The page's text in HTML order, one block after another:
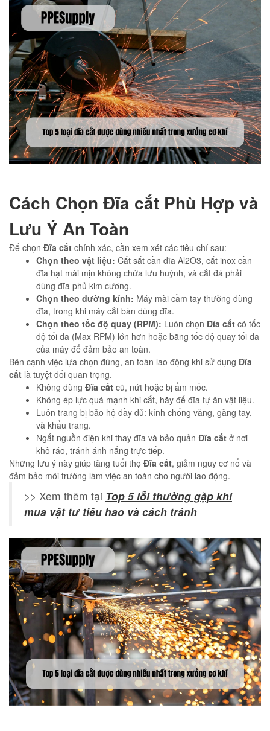
Cách Chọn Đĩa cắt Phù Hợp và
Lưu Ý An Toàn
Để chọn Đĩa cắt chính xác, cần xem xét các tiêu chí sau:
Chọn theo vật liệu: Cắt sắt cần đĩa Al2O3, cắt inox cần
đĩa hạt mài mịn không chứa lưu huỳnh, và cắt đá phải
dùng đĩa phủ kim cương.
Chọn theo đường kính: Máy mài cầm tay thường dùng
đĩa, trong khi máy cắt bàn dùng đĩa.
Chọn theo tốc độ quay (RPM): Luôn chọn Đĩa cắt có tốc
độ tối đa (Max RPM) lớn hơn hoặc bằng tốc độ quay tối đa
của máy để đảm bảo an toàn.
Bên cạnh việc lựa chọn đúng, an toàn lao động khi sử dụng Đĩa
cắt là tuyệt đối quan trọng.
Không dùng Đĩa cắt cũ, nứt hoặc bị ẩm mốc.
Không ép lực quá mạnh khi cắt, hãy để đĩa tự ăn vật liệu.
Luôn trang bị bảo hộ đầy đủ: kính chống văng, găng tay,
và khẩu trang.
Ngắt nguồn điện khi thay đĩa và bảo quản Đĩa cắt ở nơi
khô ráo, tránh ánh nắng trực tiếp.
Những lưu ý này giúp tăng tuổi thọ Đĩa cắt, giảm nguy cơ nổ và
đảm bảo môi trường làm việc an toàn cho người lao động.
>> Xem thêm tại Top 5 lỗi thường gặp khi
mua vật tư tiêu hao và cách tránh